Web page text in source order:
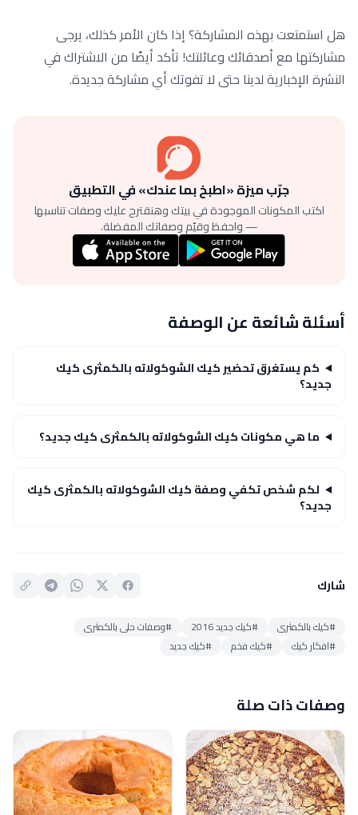
هل استمتعت بهذه المشاركة؟ إذا كان الأمر كذلك، يرجى
مشاركتها مع أصدقائك وعائلتك! تأكد أيضًا من الاشتراك في
النشرة الإخبارية لدينا حتى لا تفوتك أي مشاركة جديدة.
جرّب ميزة «اطبخ بما عندك» في التطبيق
اكتب المكونات الموجودة في بيتك وهنقترح عليك وصفات تناسبها
— واحفظ وقيّم وصفاتك المفضلة.
أسئلة شائعة عن الوصفة
كم يستغرق تحضير كيك الشوكولاته بالكمثرى كيك
جديد؟
ما هي مكونات كيك الشوكولاته بالكمثرى كيك جديد؟
لكم شخص تكفي وصفة كيك الشوكولاته بالكمثرى كيك
جديد؟
شارك
#كيك بالكمثرى #كيك جديد 2016
#وصفات حلى بالكمثرى
#افكار كيك
#كيك فخم #كيك جديد
وصفات ذات صلة